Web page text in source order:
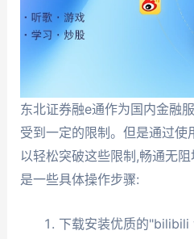
东北证券融e通作为国内金融
受到一定的限制。但是通过使
以轻松突破这些限制,畅通无
是一些具体操作步骤:
下载安装优质的